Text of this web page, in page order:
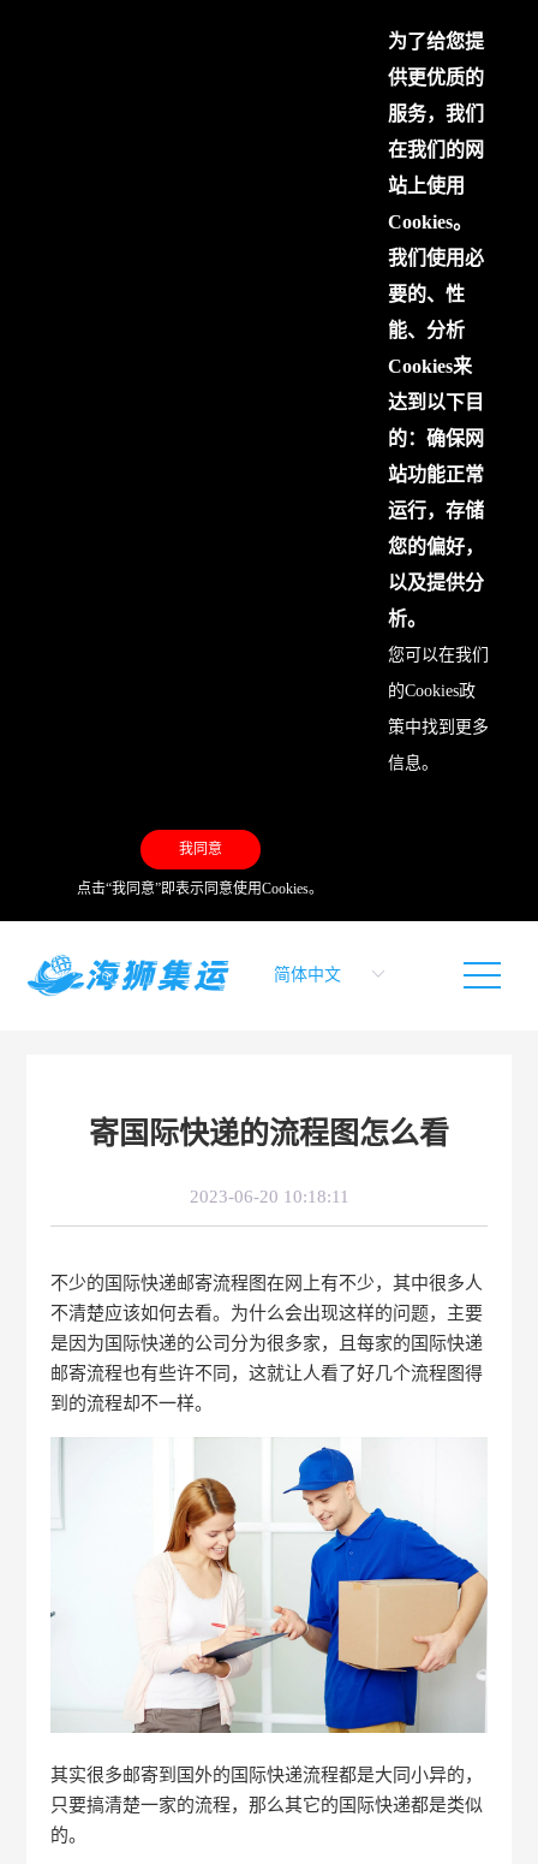
为了给您提
供更优质的
服务，我们
在我们的网
站上使用
Cookies。
我们使用必
要的、性
能、分析
Cookies来
达到以下目
的：确保网
站功能正常
运行，存储
您的偏好，
以及提供分
析。
您可以在我们
的Cookies政
策中找到更多
信息。
我同意
点击“我同意”即表示同意使用Cookies。
寄国际快递的流程图怎么看
2023-06-20 10:18:11
不少的国际快递邮寄流程图在网上有不少，其中很多人
不清楚应该如何去看。为什么会出现这样的问题，主要
是因为国际快递的公司分为很多家，且每家的国际快递
邮寄流程也有些许不同，这就让人看了好几个流程图得
到的流程却不一样。
其实很多邮寄到国外的国际快递流程都是大同小异的，
只要搞清楚一家的流程，那么其它的国际快递都是类似
的。